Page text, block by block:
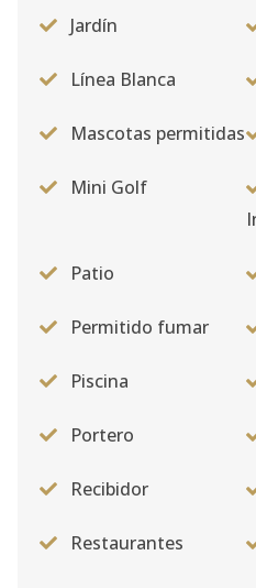
Jardín
Línea Blanca
Mascotas permitidas
Mini Golf
Patio
Permitido fumar
Piscina
Portero
Recibidor
Restaurantes